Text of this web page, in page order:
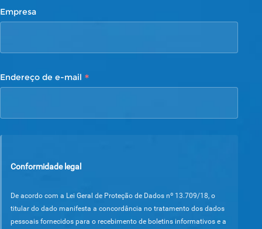
Empresa
Endereço de e-mail *
Conformidade legal
De acordo com a Lei Geral de Proteção de Dados nº 13.709/18, o
titular do dado manifesta a concordância no tratamento dos dados
pessoais fornecidos para o recebimento de boletins informativos e a